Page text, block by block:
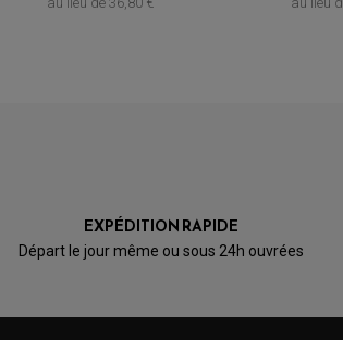
EXPÉDITION RAPIDE
Départ le jour même ou sous 24h ouvrées